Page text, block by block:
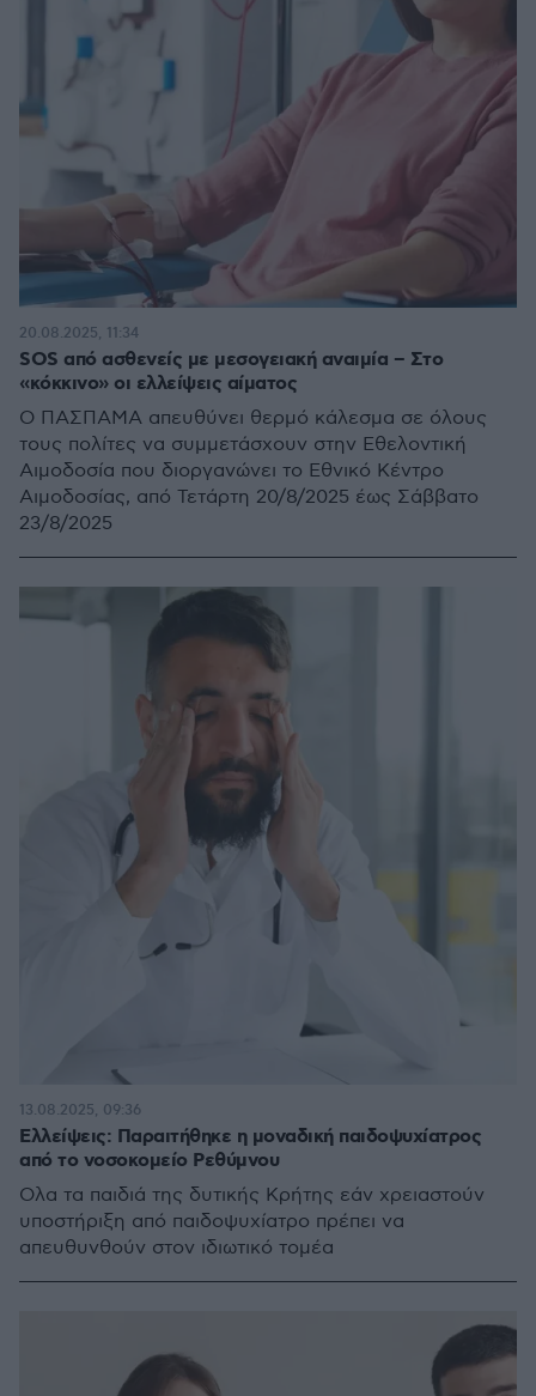
SOS από ασθενείς με μεσογειακή αναιμία – Στο
«κόκκινο» οι ελλείψεις αίματος
Ο ΠΑΣΠΑΜΑ απευθύνει θερμό κάλεσμα σε όλους
τους πολίτες να συμμετάσχουν στην Εθελοντική
Αιμοδοσία που διοργανώνει το Εθνικό Κέντρο
Αιμοδοσίας, από Τετάρτη 20/8/2025 έως Σάββατο
23/8/2025
20.08.2025, 11:34
Ελλείψεις: Παραιτήθηκε η μοναδική παιδοψυχίατρος
από το νοσοκομείο Ρεθύμνου
Ολα τα παιδιά της δυτικής Κρήτης εάν χρειαστούν
υποστήριξη από παιδοψυχίατρο πρέπει να
απευθυνθούν στον ιδιωτικό τομέα
13.08.2025, 09:36